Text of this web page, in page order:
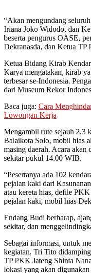
“Akan mengundang
Iriana Joko Widodo, dan
beserta pengurus OASE,
Dekranasda, dan Ketua
Ketua Bidang Kirab
Karya mengatakan, kirab
terbesar se-Indonesia.
dari Museum Rekor
Baca juga: Cara
Lowongan Kerja
Mengambil rute sejauh 2,3
Balaikota Solo, mobil hias
masing daerah. Acara akan
sekitar pukul 14.00 WIB.
“Pesertanya ada 102
pejalan kaki dari
atau kereta hias, defile
pejalan kaki, mobil hias
Endang Budi berharap,
sekitar, dan
Sebagai informasi, untuk
kegiatan, Tri Tito
TP PKK Jateng Shinta
lokasi yang akan